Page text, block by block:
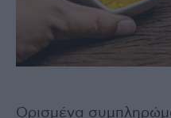
Ορισμένα